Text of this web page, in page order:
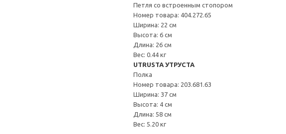
Петля со встроенным стопором
Номер товара: 404.272.65
Ширина: 22 см
Высота: 6 см
Длина: 26 см
Вес: 0.44 кг
UTRUSTA УТРУСТА
Полка
Номер товара: 203.681.63
Ширина: 37 см
Высота: 4 см
Длина: 58 см
Вес: 5.20 кг